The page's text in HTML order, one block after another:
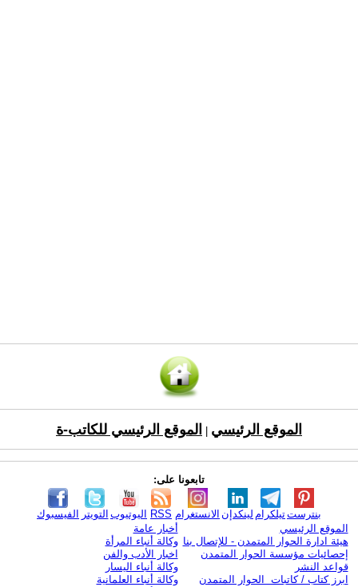
الموقع الرئيسي الموقع الرئيسي للكاتب-ة
تابعونا على:
الفيسبوك التويتر اليوتيوب RSS الانستغرام لينكدإن تيلكرامبنترست
الموقع الرئيسي
هيئة ادارة الحوار المتمدن - للإتصال بنا
إحصائيات مؤسسة الحوار المتمدن
قواعد النشر
ابرز كتاب / كاتبات الحوار المتمدن
أخبار عامة
وكالة أنباء المرأة
اخبار الأدب والفن
وكالة أنباء اليسار
وكالة أنباء العلمانية